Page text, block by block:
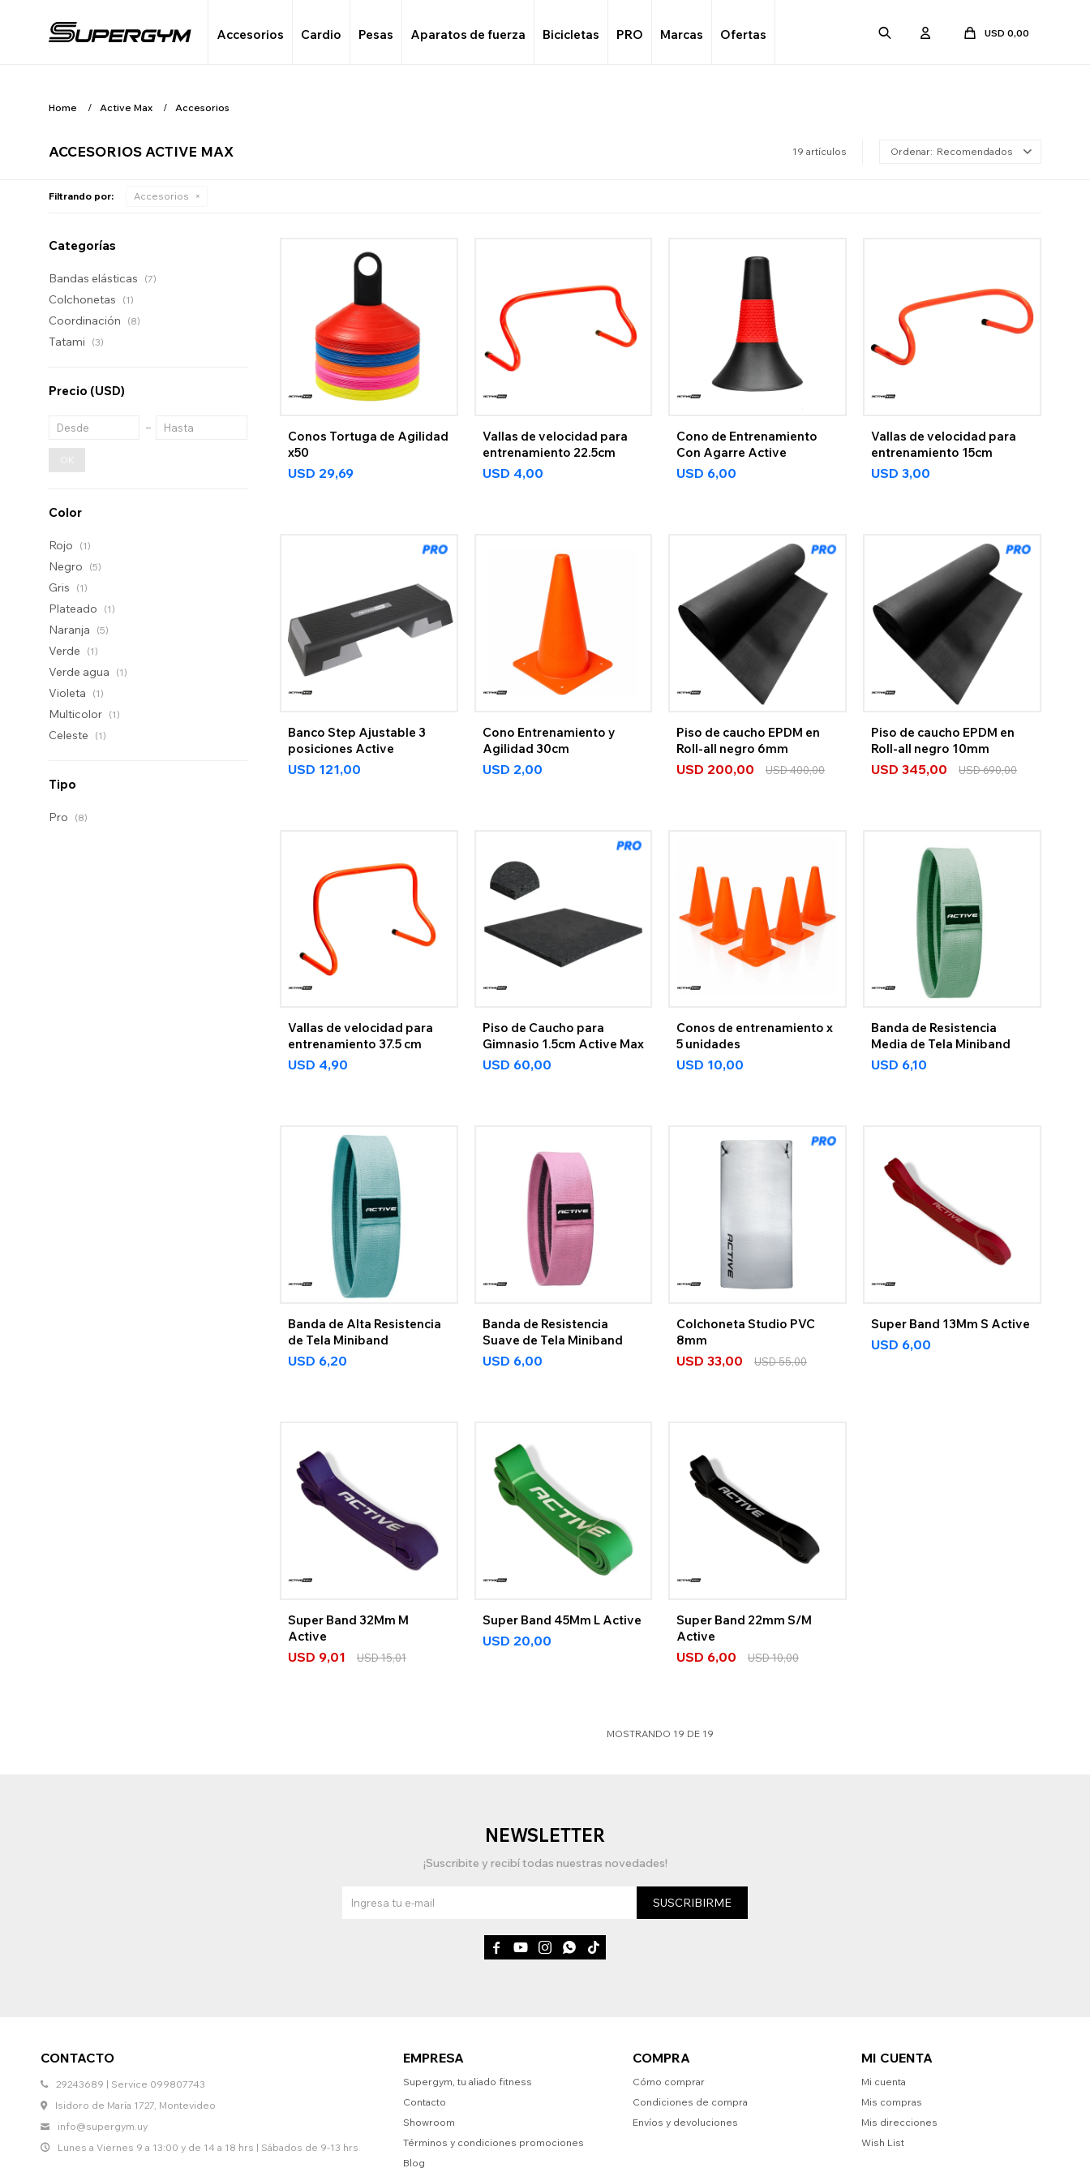
Accesorios Cardio Pesas Aparatos de fuerza Bicicletas PRO Marcas Ofertas USD 0,00
Home Active Max Accesorios
ACCESORIOS ACTIVE MAX 19 artículos Recomendados
Filtrando por: Accesorios
Conos Tortuga de Agilidad
x50
USD 29,69
Vallas de velocidad para
entrenamiento 22.5cm
USD 4,00
Cono de Entrenamiento
Con Agarre Active
USD 6,00
Vallas de velocidad para
entrenamiento 15cm
USD 3,00
Banco Step Ajustable 3
posiciones Active
USD 121,00
Cono Entrenamiento y
Agilidad 30cm
USD 2,00
Piso de caucho EPDM en
Roll-all negro 6mm
USD 200,00 USD400,00
Piso de caucho EPDM en
Roll-all negro 10mm
USD 345,00 USD690,00
Vallas de velocidad para
entrenamiento 37.5 cm
USD 4,90
Piso de Caucho para
Gimnasio 1.5cm Active Max
USD 60,00
Conos de entrenamiento x
5 unidades
USD 10,00
Banda de Resistencia
Media de Tela Miniband
USD 6,10
Banda de Alta Resistencia
de Tela Miniband
USD 6,20
Banda de Resistencia
Suave de Tela Miniband
USD 6,00
Colchoneta Studio PVC
8mm
USD 33,00 USD55,00
Super Band 13Mm S Active
USD 6,00
Super Band 32Mm M
Active
USD 9,01 USD15,01
Super Band 45Mm L Active
USD 20,00
Super Band 22mm S/M
Active
USD 6,00 USD10,00
MOSTRANDO 19 DE 19
Categorías
Bandas elásticas (7)
Colchonetas (1)
Coordinación (8)
Tatami (3)
Precio (USD)
OK
Color
Rojo (1)
Negro (5)
Gris (1)
Plateado (1)
Naranja (5)
Verde (1)
Verde agua (1)
Violeta (1)
Multicolor (1)
Celeste (1)
Tipo
Pro (8)
CONTACTO
29243689 | Service 099807743
Isidoro de María 1727, Montevideo
info@supergym.uy
Lunes a Viernes 9 a 13:00 y de 14 a 18 hrs | Sábados de 9-13 hrs
EMPRESA
Supergym, tu aliado fitness
Contacto
Showroom
Términos y condiciones promociones
Blog
COMPRA
Cómo comprar
Condiciones de compra
Envíos y devoluciones
MI CUENTA
Mi cuenta
Mis compras
Mis direcciones
Wish List
NEWSLETTER
¡Suscribite y recibí todas nuestras novedades!
SUSCRIBIRME
    